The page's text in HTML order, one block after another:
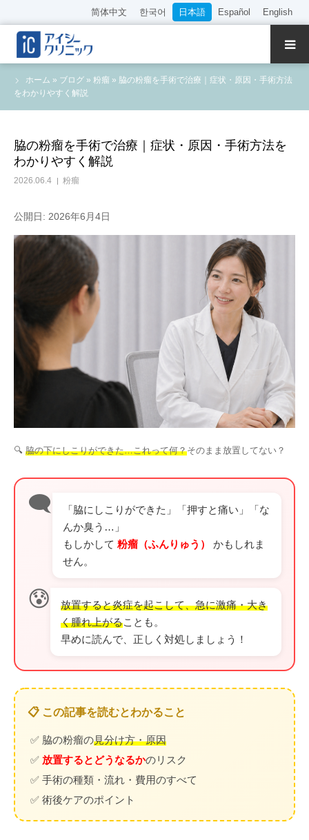
简体中文 한국어 日本語 Español English
ホーム » ブログ » 粉瘤 » 脇の粉瘤を手術で治療｜症状・原因・手術方法
をわかりやすく解説
脇の粉瘤を手術で治療｜症状・原因・手術方法を
わかりやすく解説
2026.06.4 粉瘤
公開日: 2026年6月4日
🔍 脇の下にしこりができた…これって何？そのまま放置してない？
🗨️
「脇にしこりができた」「押すと痛い」「な
んか臭う…」
もしかして 粉瘤（ふんりゅう）
かもしれま
せん。
😰
放置すると炎症を起こして、急に激痛・大き
く腫れ上がることも。
早めに読んで、正しく対処しましょう！
📋 この記事を読むとわかること
✅ 脇の粉瘤の見分け方・原因
✅ 放置するとどうなるかのリスク
✅ 手術の種類・流れ・費用のすべて
✅ 術後ケアのポイント
クリニック紹介
診療内容
WEB予約
料金表
アクセス
採用情報
その他
한국어 日本語 Español